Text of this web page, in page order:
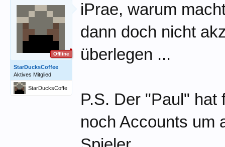
Offline
StarDucksCoffee
Aktives Mitglied
StarDucksCoffe
e
iPrae, warum
dann doch nicht
überlegen ...
P.S. Der "Paul" hat
noch Accounts um